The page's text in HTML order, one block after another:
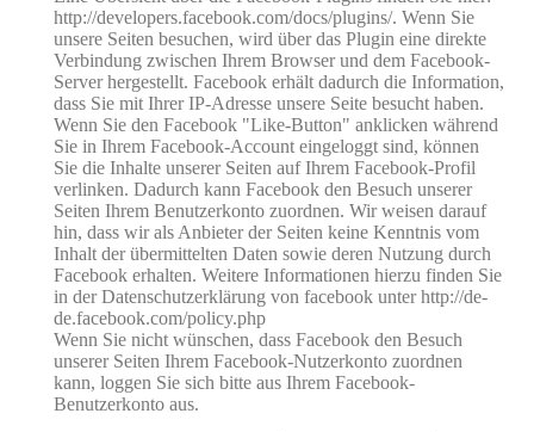
http://developers.facebook.com/docs/plugins/. Wenn Sie
unsere Seiten besuchen, wird über das Plugin eine direkte
Verbindung zwischen Ihrem Browser und dem Facebook-
Server hergestellt. Facebook erhält dadurch die Information,
dass Sie mit Ihrer IP-Adresse unsere Seite besucht haben.
Wenn Sie den Facebook "Like-Button" anklicken während
Sie in Ihrem Facebook-Account eingeloggt sind, können
Sie die Inhalte unserer Seiten auf Ihrem Facebook-Profil
verlinken. Dadurch kann Facebook den Besuch unserer
Seiten Ihrem Benutzerkonto zuordnen. Wir weisen darauf
hin, dass wir als Anbieter der Seiten keine Kenntnis vom
Inhalt der übermittelten Daten sowie deren Nutzung durch
Facebook erhalten. Weitere Informationen hierzu finden Sie
in der Datenschutzerklärung von facebook unter http://de-
de.facebook.com/policy.php
Wenn Sie nicht wünschen, dass Facebook den Besuch
unserer Seiten Ihrem Facebook-Nutzerkonto zuordnen
kann, loggen Sie sich bitte aus Ihrem Facebook-
Benutzerkonto aus.